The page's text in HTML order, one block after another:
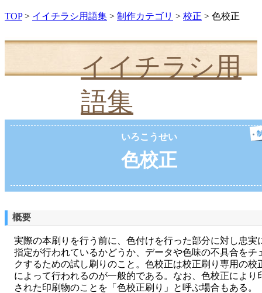
TOP> イイチラシ用語集 > 制作カテゴリ > 校正 > 色校正
イイチラシ用
語集
いろこうせい
色校正
概要
実際の本刷りを行う前に、色付けを行った部分に対し忠実
指定が行われているかどうか、データや色味の不具合をチ
クするための試し刷りのこと。色校正は校正刷り専用の校
によって行われるのが一般的である。なお、色校正により
された印刷物のことを「色校正刷り」と呼ぶ場合もある。